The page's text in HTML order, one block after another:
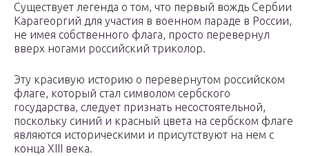
Существует легенда о том, что первый вождь Сербии
Карагеоргий для участия в военном параде в России,
не имея собственного флага, просто перевернул
вверх ногами российский триколор.
Эту красивую историю о перевернутом российском
флаге, который стал символом сербского
государства, следует признать несостоятельной,
поскольку синий и красный цвета на сербском флаге
являются историческими и присутствуют на нем с
конца XIII века.